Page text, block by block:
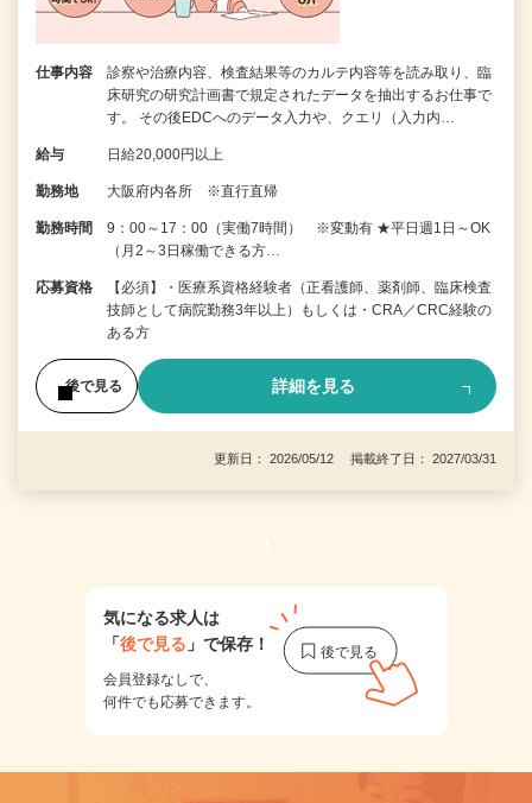
仕事内容
診察や治療内容、検査結果等のカルテ内容等を読み取り、臨
床研究の研究計画書で規定されたデータを抽出するお仕事で
す。 その後EDCへのデータ入力や、クエリ（入力内…
給与 日給20,000円以上
勤務地 大阪府内各所 ※直行直帰
勤務時間
9：00～17：00（実働7時間） ※変動有 ★平日週1日～OK
（月2～3日稼働できる方…
応募資格
【必須】・医療系資格経験者（正看護師、薬剤師、臨床検査
技師として病院勤務3年以上）もしくは・CRA／CRC経験の
ある方
後で見る 詳細を見る
更新日： 2026/05/12 掲載終了日： 2027/03/31
1
気になる求人は
「後で見る 」で保存！
会員登録なしで、
何件でも応募できます。